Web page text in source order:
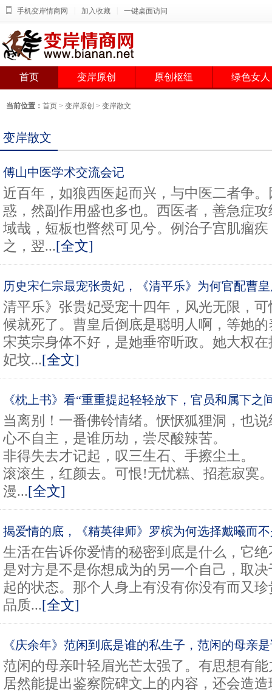
手机变岸情商网 加入收藏 一键桌面访问
首页 变岸原创 原创枢纽 绿色女人
当前位置： 首页 > 变岸原创 > 变岸散文
变岸散文
傅山中医学术交流会记
近百年，如狼西医起而兴，与中医二者争
惑，然副作用盛也多也。西医者，善急症
域哉，短板也瞥然可见兮。例治子宫肌瘤
之，翌...[全文]
历史宋仁宗最宠张贵妃，《清平乐》为何官配曹
清平乐》张贵妃受宠十四年，风光无限，
候就死了。曹皇后倒底是聪明人啊，等她
宋英宗身体不好，是她垂帘听政。她大权
妃坟...[全文]
《枕上书》看“重重提起轻轻放下，官员和属下之
当离别！一番佛铃情绪。恹恹狐狸洞，也说
心不自主，是谁历劫，尝尽酸辣苦。
非得失去才记起，叹三生石、手擦尘土。
滚滚生，红颜去。可恨!无忧糕、招惹寂寞
漫...[全文]
揭爱情的底，《精英律师》罗槟为何选择戴曦而
生活在告诉你爱情的秘密到底是什么，它
是对方是不是你想成为的另一个自己，取
起的状态。那个人身上有没有你没有而又
品质...[全文]
《庆余年》范闲到底是谁的私生子，范闲的母亲
范闲的母亲叶轻眉光芒太强了。有思想有
居然能提出鉴察院碑文上的内容，还会造